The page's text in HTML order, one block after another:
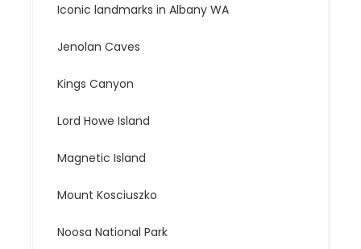
Iconic landmarks in Albany WA
Jenolan Caves
Kings Canyon
Lord Howe Island
Magnetic Island
Mount Kosciuszko
Noosa National Park